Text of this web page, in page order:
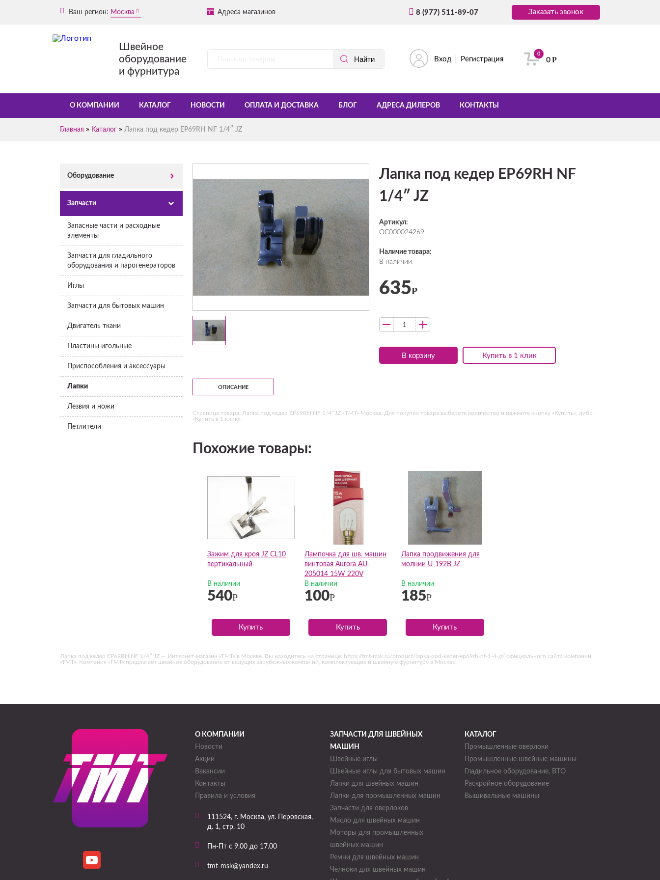
Ваш регион: Москва Адреса магазинов 8 (977) 511-89-07 Заказать звонок
Швейное
оборудование
и фурнитура
Вход Регистрация
0
0Р
О КОМПАНИИ КАТАЛОГ НОВОСТИ ОПЛАТА И ДОСТАВКА БЛОГ АДРЕСА ДИЛЕРОВ КОНТАКТЫ
Главная » Каталог » Лапка под кедер EP69RH NF 1/4″ JZ
Оборудование
Запчасти
Запасные части и расходные
элементы
Запчасти для гладильного
оборудования и парогенераторов
Иглы
Запчасти для бытовых машин
Двигатель ткани
Пластины игольные
Приспособления и аксессуары
Лапки
Лезвия и ножи
Петлители
Лапка под кедер EP69RH NF
1/4″ JZ
Артикул:
ОС000024269
Наличие товара:
В наличии
Купить в 1 клик
635Р
В корзину
ОПИСАНИЕ
Страница товара: Лапка под кедер EP69RH NF 1/4" JZ «ТМТ» Москва. Для покупки товара выберете количество и нажмите кнопку «Купить», либо
«Купить в 1 клик».
Похожие товары:
Зажим для кроя JZ CL10
вертикальный
В наличии
540Р
Купить
Лампочка для шв. машин
винтовая Aurora AU-
205014 15W 220V
В наличии
100Р
Купить
Лапка продвижения для
молнии U-192B JZ
В наличии
185Р
Купить
Лапка под кедер EP69RH NF 1/4″ JZ — Интернет-магазин «ТМТ» в Москве. Вы находитесь на странице: https://tmt-msk.ru/product/lapka-pod-keder-ep69rh-nf-1-4-jz/ официального сайта компании
«ТМТ». Компания «ТМТ» предлагает швейное оборудование от ведущих зарубежных компаний, комплектующие и швейную фурнитуру в Москве.
О КОМПАНИИ
Новости
Акции
Вакансии
Контакты
Правила и условия
111524, г. Москва, ул. Перовская,
д. 1, стр. 10
Пн-Пт с 9.00 до 17.00
tmt-msk@yandex.ru
ЗАПЧАСТИ ДЛЯ ШВЕЙНЫХ
МАШИН
Швейные иглы
Швейные иглы для бытовых машин
Лапки для швейных машин
Лапки для промышленных машин
Запчасти для оверлоков
Масло для швейных машин
Моторы для промышленных
швейных машин
Ремни для швейных машин
Челноки для швейных машин
КАТАЛОГ
Промышленные оверлоки
Промышленные швейные машины
Гладильное оборудование, ВТО
Раскройное оборудование
Вышивальные машины